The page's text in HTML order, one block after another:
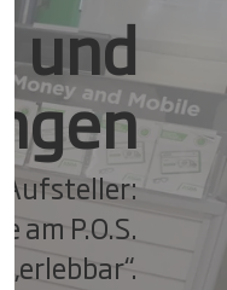
und
Aufsteller:
am P.O.S.
„erlebbar“.